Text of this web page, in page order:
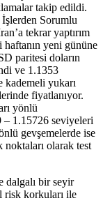
takip edildi.
Sorumlu
tekrar yaptırım
haftanın yeni gününe
paritesi doların
ve 1.1353
kademeli yukarı
fiyatlanıyor.
yönlü
– 1.15726 seviyeleri
gevşemelerde ise
olarak test
dalgalı bir seyir
risk korkuları ile